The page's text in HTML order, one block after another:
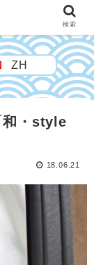
ZH
和・style
18.06.21
検索